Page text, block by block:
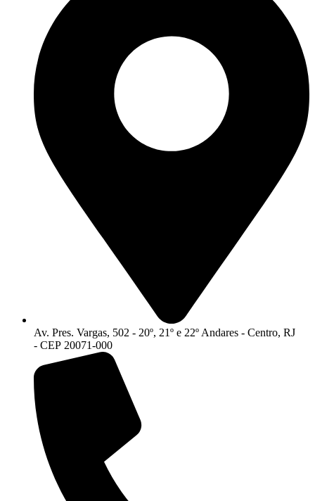
Av. Pres. Vargas, 502 - 20º, 21º e 22º Andares - Centro, RJ
- CEP 20071-000